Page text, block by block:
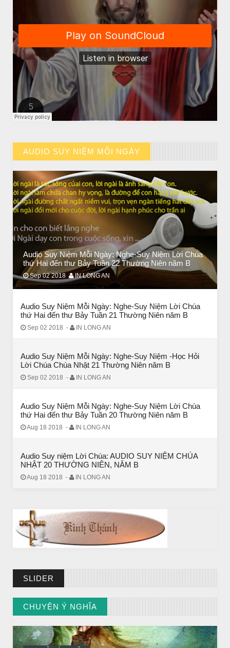
AUDIO SUY NIỆM MỖI NGÀY
// VIEW MORE BY AUDIO SUY NIỆM MỖI NGÀY
Audio Suy Niệm Mỗi Ngày: Nghe-Suy Niệm Lời Chúa
thứ Hai đến thư Bảy Tuần 22 Thường Niên năm B
Sep 02 2018 IN LONG AN
Audio Suy Niệm Mỗi Ngày: Nghe-Suy Niệm Lời Chúa
thứ Hai đến thư Bảy Tuần 21 Thường Niên năm B
Sep 02 2018 - IN LONG AN
Audio Suy Niệm Mỗi Ngày: Nghe-Suy Niệm -Học Hỏi
Lời Chúa Chúa Nhật 21 Thường Niên năm B
Sep 02 2018 - IN LONG AN
Audio Suy Niệm Mỗi Ngày: Nghe-Suy Niệm Lời Chúa
thứ Hai đến thư Bảy Tuần 20 Thường Niên năm B
Aug 18 2018 - IN LONG AN
Audio Suy niệm Lời Chúa: AUDIO SUY NIỆM CHÚA
NHẬT 20 THƯỜNG NIÊN, NĂM B
Aug 18 2018 - IN LONG AN
SLIDER
CHUYỆN Ý NGHĨA
// VIEW MORE BY CHUYỆN Ý NGHĨA
BÀI NỔI BẬT
BÀI HỌC LỚN TỪ MỘT EM BÉ
BÀI NỔI BẬT
Huyền thoại vô danh - Bồ Tát đời thường
CHUYỆN Ý NGHĨA
NGƯỜI GIÀU THỰC SỰ
CHUYỆN Ý NGHĨA
CÔ BÉ BÁN DIÊM